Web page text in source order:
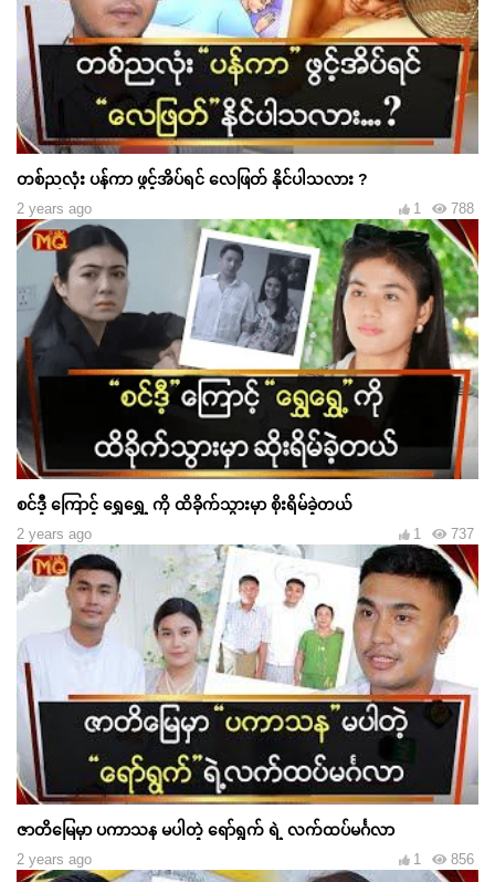
တစ်ညလုံး ပန်ကာ ဖွင့်အိပ်ရင် လေဖြတ် နိုင်ပါသလား ?
2 years ago 788
1
စင်ဒီ့ ကြောင့် ရွှေရွှေ့ ကို ထိခိုက်သွားမှာ စိုးရိမ်ခဲ့တယ်
2 years ago 737
1
ဇာတိမြေမှာ ပကာသန မပါတဲ့ ရော်ရွက် ရဲ့ လက်ထပ်မင်္ဂလာ
2 years ago 856
1